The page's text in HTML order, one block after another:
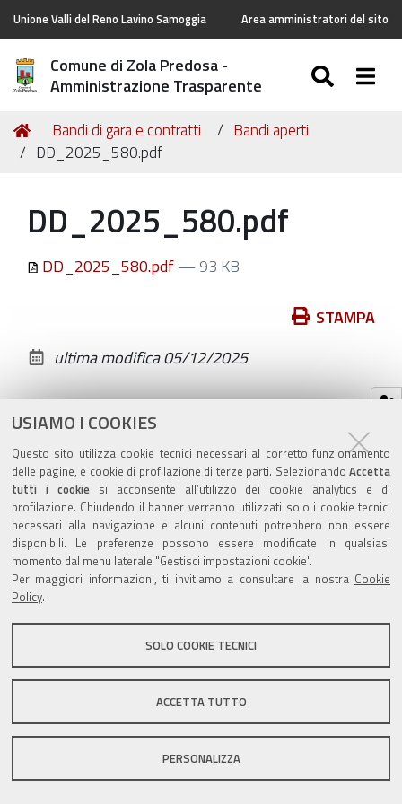
USIAMO I COOKIES
Questo sito utilizza cookie tecnici necessari al corretto funzionamento
delle pagine, e cookie di profilazione di terze parti. Selezionando Accetta
tutti i cookiesi acconsente all’utilizzo dei cookie analytics e di
profilazione. Chiudendo il banner verranno utilizzati solo i cookie tecnici
necessari alla navigazione e alcuni contenuti potrebbero non essere
disponibili. Le preferenze possono essere modificate in qualsiasi
momento dal menu laterale "Gestisci impostazioni cookie".
Per maggiori informazioni, ti invitiamo a consultare la nostra Cookie
Policy.
SOLO COOKIE TECNICI
ACCETTA TUTTO
PERSONALIZZA
Unione Valli del Reno Lavino Samoggia Area amministratori del sito
Comune di Zola Predosa -
Amministrazione Trasparente
Tu
sei
Home
Bandi di gara e contratti
Bandi aperti
DD_2025_580.pdf
DD_2025_580.pdf
DD_2025_580.pdf— 93 KB
documento
STAMPA
ultima modifica05/12/2025
Valuta questo sito
Sito istituzionale Comune di Zola Predosa
Privacy policy|DPO|Accessibilità